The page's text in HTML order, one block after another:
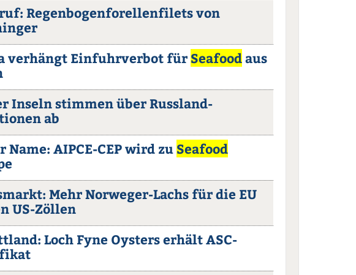
Regenbogenforellenfilets von
verhängt Einfuhrverbot für Seafoodaus
Inseln stimmen über Russland-
ab
Name: AIPCE-CEP wird zu Seafood
Mehr Norweger-Lachs für die EU
US-Zöllen
Loch Fyne Oysters erhält ASC-